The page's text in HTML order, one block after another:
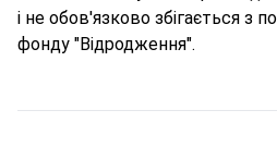
і не обов'язково збігається з
фонду "Відродження".